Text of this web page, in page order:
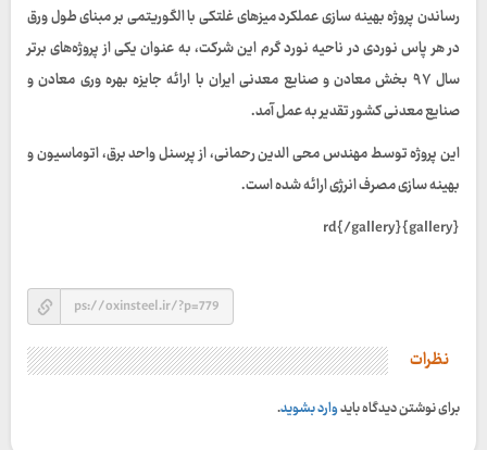
رساندن پروژه بهینه سازی عملکرد میزهای غلتکی با الگوریتمی بر مبنای طول ورق
در هر پاس نوردی در ناحیه نورد گرم این شرکت، به عنوان یکی از پروژه‌های برتر
سال ۹۷ بخش معادن و صنایع معدنی ایران با ارائه جایزه بهره وری معادن و
صنایع معدنی کشور تقدیر به عمل آمد.
این پروژه توسط مهندس محی الدین رحمانی، از پرسنل واحد برق، اتوماسیون و
بهینه سازی مصرف انرژی ارائه شده است.
{gallery}rd{/gallery}
نظرات
برای نوشتن دیدگاه بایدوارد بشوید.